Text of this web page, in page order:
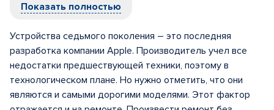
Показать полностью
Устройства седьмого поколения – это последняя
разработка компании Apple. Производитель учел все
недостатки предшествующей техники, поэтому в
технологическом плане. Но нужно отметить, что они
являются и самыми дорогими моделями. Этот фактор